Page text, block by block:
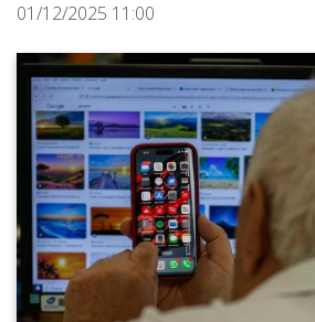
01/12/2025 11:00